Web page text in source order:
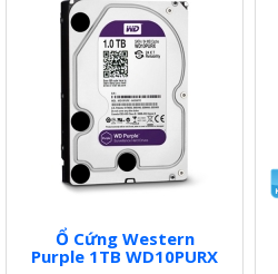
Ổ Cứng Western
Purple 1TB WD10PURX